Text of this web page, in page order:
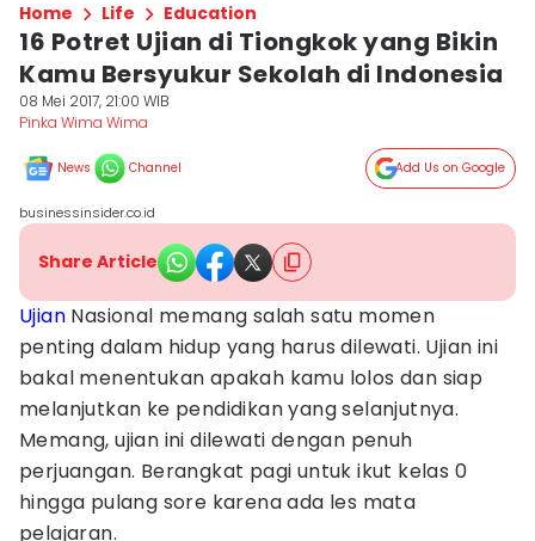
Home Life Education
16 Potret Ujian di Tiongkok yang Bikin
Kamu Bersyukur Sekolah di Indonesia
08 Mei 2017, 21:00 WIB
Pinka Wima Wima
News Channel Add Us on Google
businessinsider.co.id
Share Article
Ujian Nasional memang salah satu momen
penting dalam hidup yang harus dilewati. Ujian ini
bakal menentukan apakah kamu lolos dan siap
melanjutkan ke pendidikan yang selanjutnya.
Memang, ujian ini dilewati dengan penuh
perjuangan. Berangkat pagi untuk ikut kelas 0
hingga pulang sore karena ada les mata
pelajaran.